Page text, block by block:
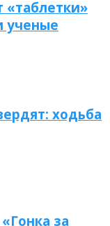
«таблетки»
ученые
ходьба
за